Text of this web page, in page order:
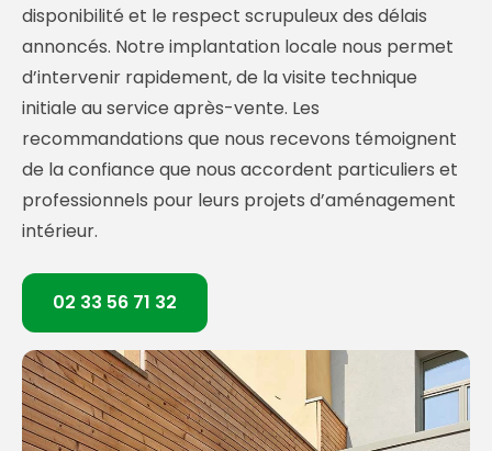
disponibilité et le respect scrupuleux des délais
annoncés. Notre implantation locale nous permet
d’intervenir rapidement, de la visite technique
initiale au service après-vente. Les
recommandations que nous recevons témoignent
de la confiance que nous accordent particuliers et
professionnels pour leurs projets d’aménagement
intérieur.
02 33 56 71 32